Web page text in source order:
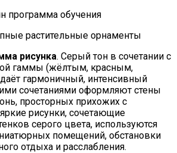
программа обучения
растительные орнаменты
рисунка. Серый тон в сочетании с
гаммы (жёлтым, красным,
гармоничный, интенсивный
сочетаниями оформляют стены
просторных прихожих с
рисунки, сочетающие
серого цвета, используются
помещений, обстановки
отдыха и расслабления.